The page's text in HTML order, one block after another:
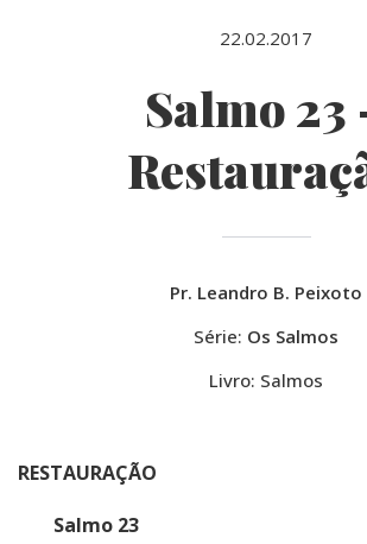
22.02.2017
Salmo 23
Pr. Leandro B. Peixoto
Série: Os Salmos
Livro: Salmos
RESTAURAÇÃO
Salmo 23